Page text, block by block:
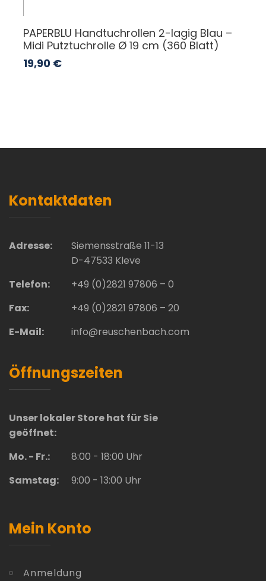
PAPERBLU Handtuchrollen 2-lagig Blau –
Midi Putztuchrolle Ø 19 cm (360 Blatt)
19,90 €
Kontaktdaten
Adresse:
Siemensstraße 11-13
D-47533 Kleve
Telefon:
+49 (0)2821 97806 – 0
Fax:
+49 (0)2821 97806 – 20
E-Mail:
info@reuschenbach.com
Öffnungszeiten
Unser lokaler Store hat für Sie
geöffnet:
Mo. - Fr.:
8:00 - 18:00 Uhr
Samstag:
9:00 - 13:00 Uhr
Mein Konto
Anmeldung